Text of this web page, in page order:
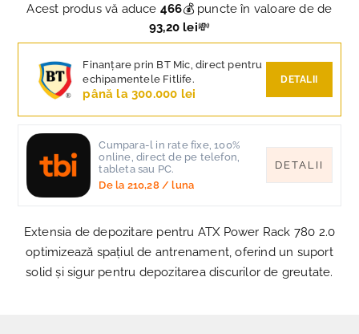
Acest produs vă aduce 466💰 puncte în valoare de de
93,20 lei💸
Finanțare prin BT Mic, direct pentru
echipamentele Fitlife.
până la 300.000 lei
DETALII
Cumpara-l in rate fixe, 100%
online, direct de pe telefon,
tableta sau PC.
De la 210,28/ luna
DETALII
Extensia de depozitare pentru ATX Power Rack 780 2.0
optimizează spațiul de antrenament, oferind un suport
solid și sigur pentru depozitarea discurilor de greutate.